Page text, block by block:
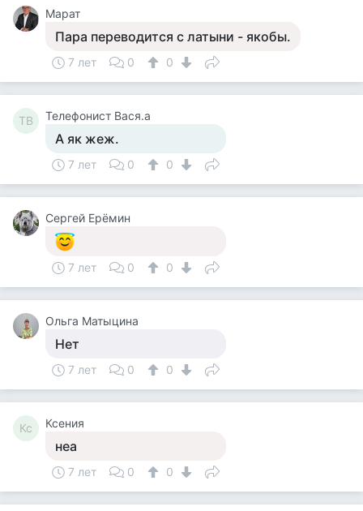
Марат
Пара переводится с латыни - якобы.
7 лет 0 0
ТВ Телефонист Вася.а
А як жеж.
7 лет 0 0
Сергей Ерёмин
7 лет 0 0
Ольга Матыцина
Нет
7 лет 0 0
Кс Ксения
неа
7 лет 0 0